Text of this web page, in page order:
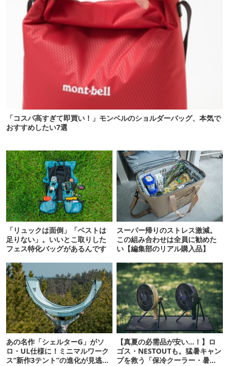
「コスパ高すぎて即買い！」モンベルのショルダーバッグ、本気で
おすすめしたい7選
「リュックは面倒」「ベストは
足りない」。いいとこ取りした
フェス特化バッグがあるんです
スーパー帰りのストレス激減。
この組み合わせは全員に勧めた
い【編集部のリアル購入品】
あの名作「シェルターG」がソ
ロ・UL仕様に！ミニマルワーク
ス“新作3テント”の進化が見逃せ
【真夏の必需品が安い…！】ロ
ゴス・NESTOUTも。猛暑キャン
プを救う「保冷クーラー・暑さ